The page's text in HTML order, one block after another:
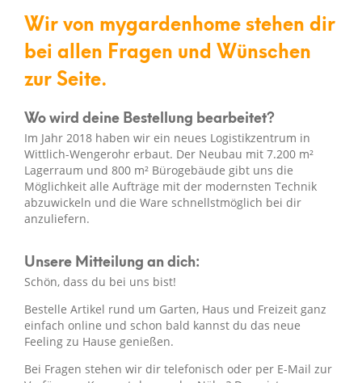
Wir von mygardenhome stehen dir
bei allen Fragen und Wünschen
zur Seite.
Wo wird deine Bestellung bearbeitet?
Im Jahr 2018 haben wir ein neues Logistikzentrum in
Wittlich-Wengerohr erbaut. Der Neubau mit 7.200 m²
Lagerraum und 800 m² Bürogebäude gibt uns die
Möglichkeit alle Aufträge mit der modernsten Technik
abzuwickeln und die Ware schnellstmöglich bei dir
anzuliefern.
Unsere Mitteilung an dich:
Schön, dass du bei uns bist!
Bestelle Artikel rund um Garten, Haus und Freizeit ganz
einfach online und schon bald kannst du das neue
Feeling zu Hause genießen.
Bei Fragen stehen wir dir telefonisch oder per E-Mail zur